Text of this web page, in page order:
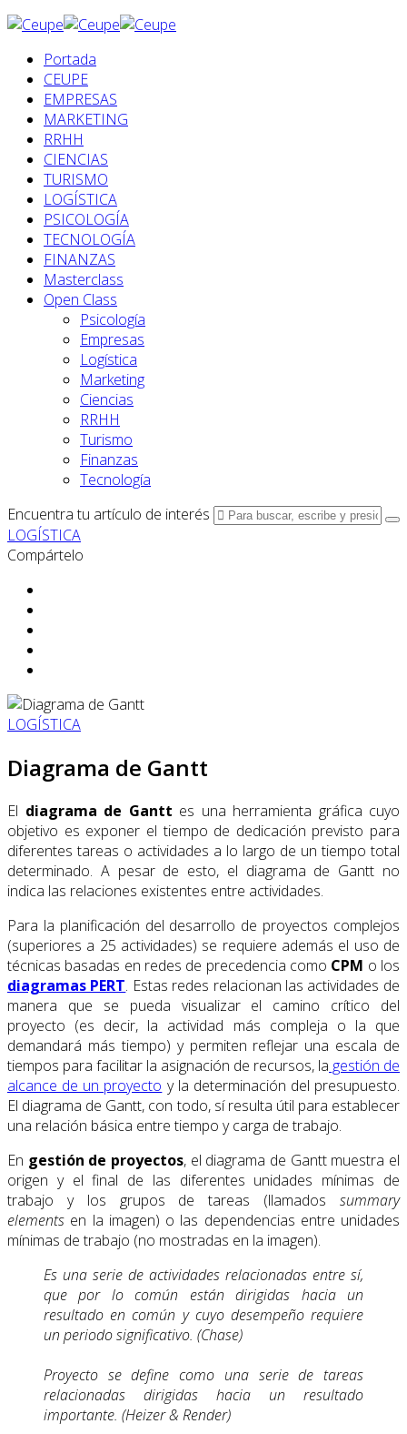
Portada
CEUPE
EMPRESAS
MARKETING
RRHH
CIENCIAS
TURISMO
LOGÍSTICA
PSICOLOGÍA
TECNOLOGÍA
FINANZAS
Masterclass
Open Class
Psicología
Empresas
Logística
Marketing
Ciencias
RRHH
Turismo
Finanzas
Tecnología
Encuentra tu artículo de interés
LOGÍSTICA
Compártelo
LOGÍSTICA
Diagrama de Gantt
El diagrama de Gantt es una herramienta gráfica cuyo
objetivo es exponer el tiempo de dedicación previsto para
diferentes tareas o actividades a lo largo de un tiempo total
determinado. A pesar de esto, el diagrama de Gantt no
indica las relaciones existentes entre actividades.
Para la planificación del desarrollo de proyectos complejos
(superiores a 25 actividades) se requiere además el uso de
técnicas basadas en redes de precedencia como CPM o los
diagramas PERT. Estas redes relacionan las actividades de
manera que se pueda visualizar el camino crítico del
proyecto (es decir, la actividad más compleja o la que
demandará más tiempo) y permiten reflejar una escala de
tiempos para facilitar la asignación de recursos, la gestión de
alcance de un proyecto y la determinación del presupuesto.
El diagrama de Gantt, con todo, sí resulta útil para establecer
una relación básica entre tiempo y carga de trabajo.
En gestión de proyectos, el diagrama de Gantt muestra el
origen y el final de las diferentes unidades mínimas de
trabajo y los grupos de tareas (llamados summary
elements en la imagen) o las dependencias entre unidades
mínimas de trabajo (no mostradas en la imagen).
Es una serie de actividades relacionadas entre sí,
que por lo común están dirigidas hacia un
resultado en común y cuyo desempeño requiere
un periodo significativo. (Chase)
Proyecto se define como una serie de tareas
relacionadas dirigidas hacia un resultado
importante. (Heizer & Render)